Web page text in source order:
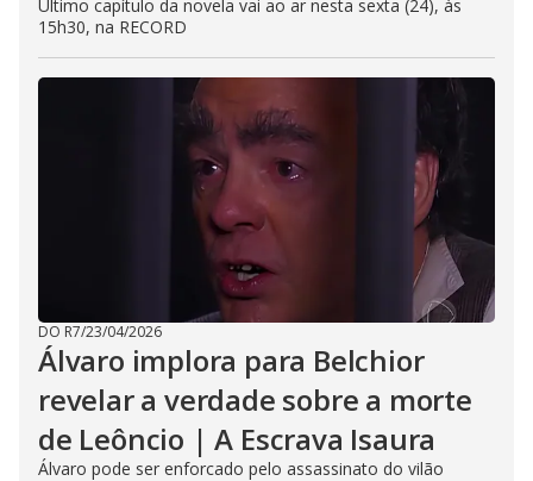
Último capítulo da novela vai ao ar nesta sexta (24), às
15h30, na RECORD
DO R7/23/04/2026
Álvaro implora para Belchior
revelar a verdade sobre a morte
de Leôncio | A Escrava Isaura
Álvaro pode ser enforcado pelo assassinato do vilão